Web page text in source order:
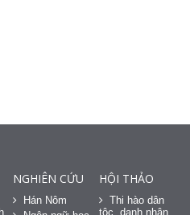
NGHIÊN CỨU
Hán Nôm
HỘI THẢO
Thi hào dân
tộc, danh nhân